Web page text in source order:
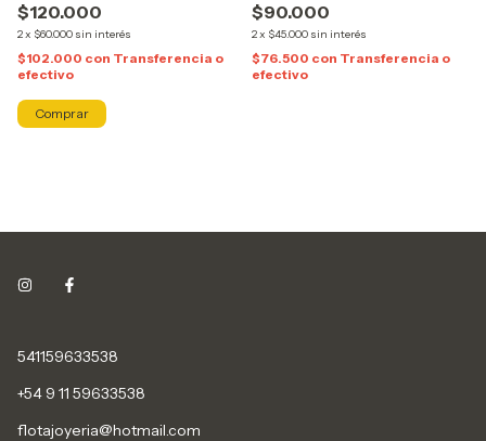
$120.000
2x $60.000 sin interés
$102.000 con Transferencia o
efectivo
Comprar
$90.000
2x $45.000 sin interés
$76.500 con Transferencia o
efectivo
541159633538
+54 9 11 59633538
flotajoyeria@hotmail.com